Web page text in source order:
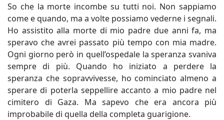
So che la morte incombe su tutti noi. Non sappiamo
come e quando, ma a volte possiamo vederne i segnali.
Ho assistito alla morte di mio padre due anni fa, ma
speravo che avrei passato più tempo con mia madre.
Ogni giorno però in quell’ospedale la speranza svaniva
sempre di più. Quando ho iniziato a perdere la
speranza che sopravvivesse, ho cominciato almeno a
sperare di poterla seppellire accanto a mio padre nel
cimitero di Gaza. Ma sapevo che era ancora più
improbabile di quella della completa guarigione.